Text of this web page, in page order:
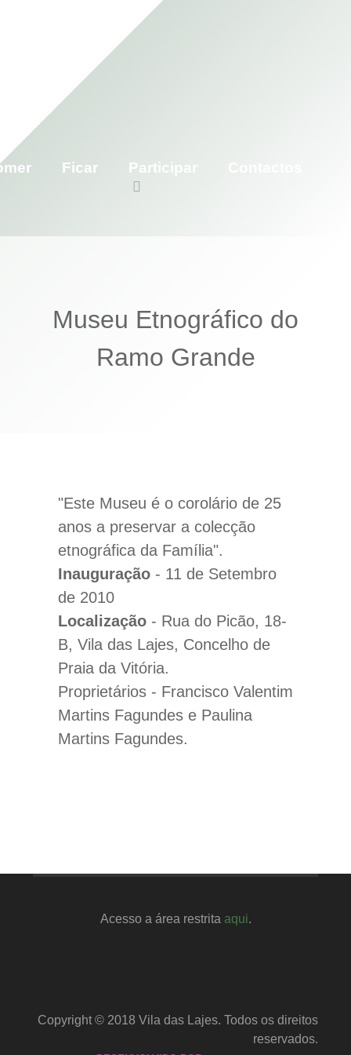
Ficar Participar
Museu Etnográfico do
Ramo Grande
"Este Museu é o corolário de 25
anos a preservar a colecção
etnográfica da Família".
Inauguração - 11 de Setembro
de 2010
Localização - Rua do Picão, 18-
B, Vila das Lajes, Concelho de
Praia da Vitória.
Proprietários - Francisco Valentim
Martins Fagundes e Paulina
Martins Fagundes.
Acesso a área restrita aqui.
Copyright © 2018 Vila das Lajes. Todos os direitos
reservados.